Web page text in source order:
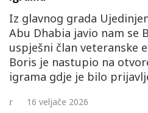
Iz glavnog grada
Abu Dhabia javio nam se
uspješni član veteranske
Boris je nastupio na
igrama gdje je bilo
16 veljače 2026